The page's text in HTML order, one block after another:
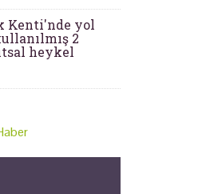
Kenti'nde yol
2
heykel